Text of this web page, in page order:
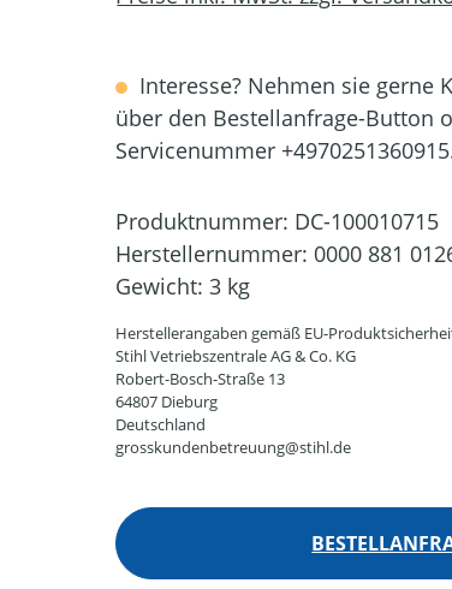
Interesse? Nehmen sie gerne
über den Bestellanfrage-Button
Servicenummer
Produktnummer: DC-100010715
Herstellernummer: 0000 881
Gewicht: 3 kg
Herstellerangaben gemäß EU-
Stihl Vetriebszentrale AG & Co. KG
Robert-Bosch-Straße 13
64807 Dieburg
Deutschland
grosskundenbetreuung@stihl.de